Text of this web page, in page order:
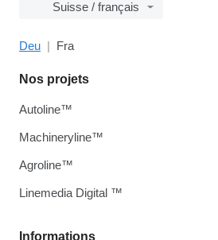
Suisse / français
Deu Fra
Informations
Nos projets
Autoline™
Machineryline™
Agroline™
Linemedia Digital ™